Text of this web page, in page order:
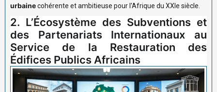
urbainecohérente et ambitieuse pour l'Afrique du XXIe siècle.
2. L’Écosystème des Subventions et
des Partenariats Internationaux au
Service de la Restauration des
Édifices Publics Africains